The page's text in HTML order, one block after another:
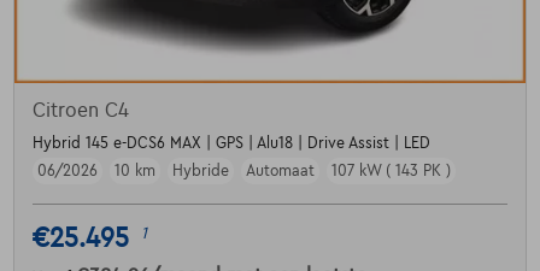
Citroen C4
Hybrid 145 e-DCS6 MAX | GPS | Alu18 | Drive Assist | LED
06/2026
10 km Hybride Automaat 107 kW ( 143 PK )
€25.495 1